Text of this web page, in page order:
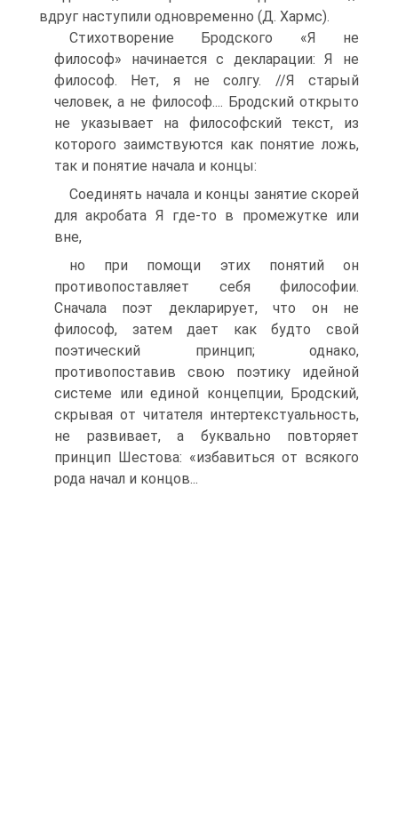
вдруг наступили одновременно (Д. Хармс).
Стихотворение Бродского «Я не
философ» начинается с декларации: Я не
философ. Нет, я не солгу. //Я старый
человек, а не философ.... Бродский открыто
не указывает на философский текст, из
которого заимствуются как понятие ложь,
так и понятие начала и концы:
Соединять начала и концы занятие скорей
для акробата Я где-то в промежутке или
вне,
но при помощи этих понятий он
противопоставляет себя философии.
Сначала поэт декларирует, что он не
философ, затем дает как будто свой
поэтический принцип; однако,
противопоставив свою поэтику идейной
системе или единой концепции, Бродский,
скрывая от читателя интертекстуальность,
не развивает, а буквально повторяет
принцип Шестова: «избавиться от всякого
рода начал и концов...